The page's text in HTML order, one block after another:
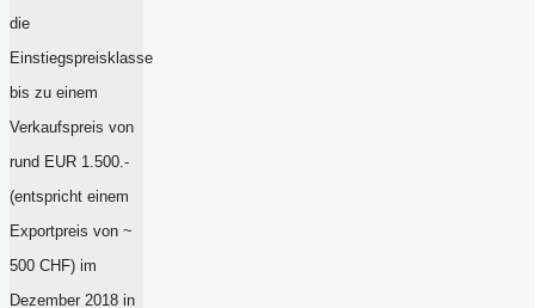
die
Einstiegspreisklasse
bis zu einem
Verkaufspreis von
rund EUR 1.500.-
(entspricht einem
Exportpreis von ~
500 CHF) im
Dezember 2018 in